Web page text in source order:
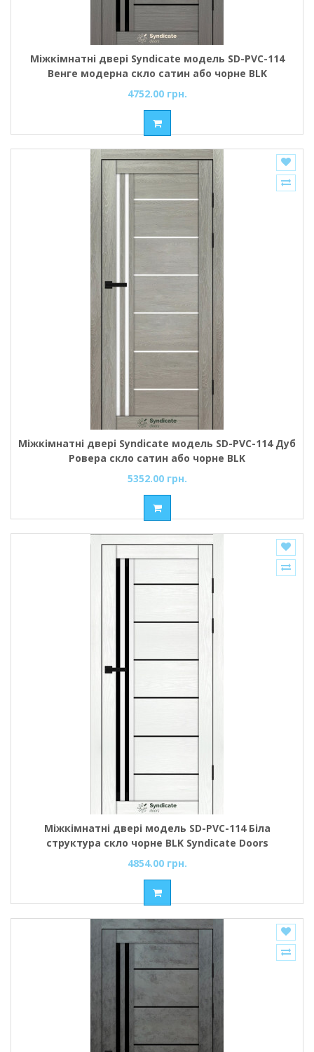
Міжкімнатні двері Syndicate модель SD-PVC-114
Венге модерна скло сатин або чорне BLK
4752.00 грн.
Міжкімнатні двері Syndicate модель SD-PVC-114 Дуб
Ровера скло сатин або чорне BLK
5352.00 грн.
Міжкімнатні двері модель SD-PVC-114 Біла
структура скло чорне BLK Syndicate Doors
4854.00 грн.